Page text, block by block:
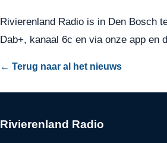
Rivierenland Radio is in Den Bosch
Dab+, kanaal 6c en via onze app en
← Terug naar al het nieuws
Rivierenland Radio